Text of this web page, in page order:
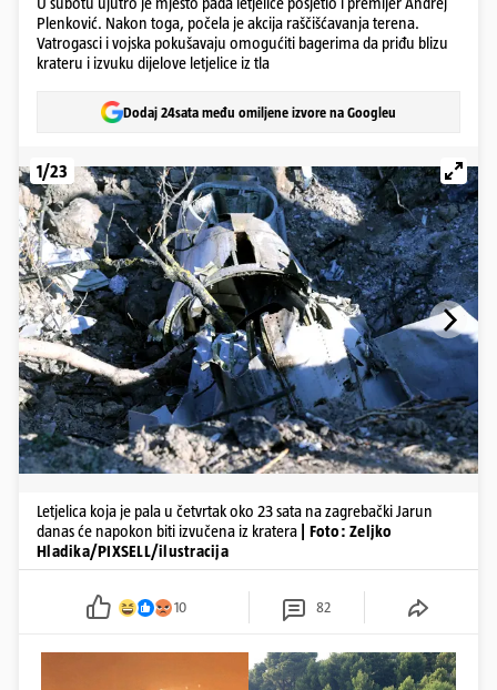
Plenković. Nakon toga, počela je akcija raščišćavanja terena.
Vatrogasci i vojska pokušavaju omogućiti bagerima da priđu blizu
krateru i izvuku dijelove letjelice iz tla
Dodaj 24sata među omiljene izvore na Googleu
1/23
Letjelica koja je pala u četvrtak oko 23 sata na zagrebački Jarun
danas će napokon biti izvučena iz kratera
| Foto: Zeljko
Hladika/PIXSELL/ilustracija
10 82